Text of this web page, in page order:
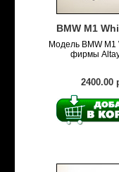
BMW M1
Модель BMW M1
фирмы
2400.00